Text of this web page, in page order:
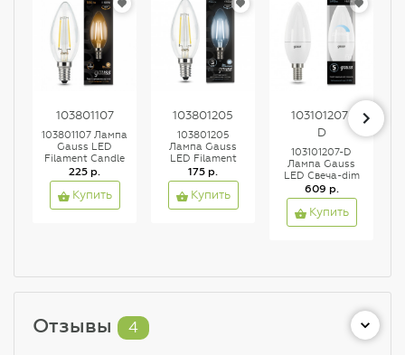
103801107
103801107 Лампа
Gauss LED
Filament Candle
E14 7W 2700К
1/10/50, шт
225 р.
Купить
103801205
103801205
Лампа Gauss
LED Filament
Candle E14 5W
4100K 1/10/50
175 р.
Купить
103101207-
D
103101207-D
Лампа Gauss
LED Свеча-dim
E14 7W 590lm
4100К
диммируемая
1/10/100
609 р.
Купить
Отзывы 4